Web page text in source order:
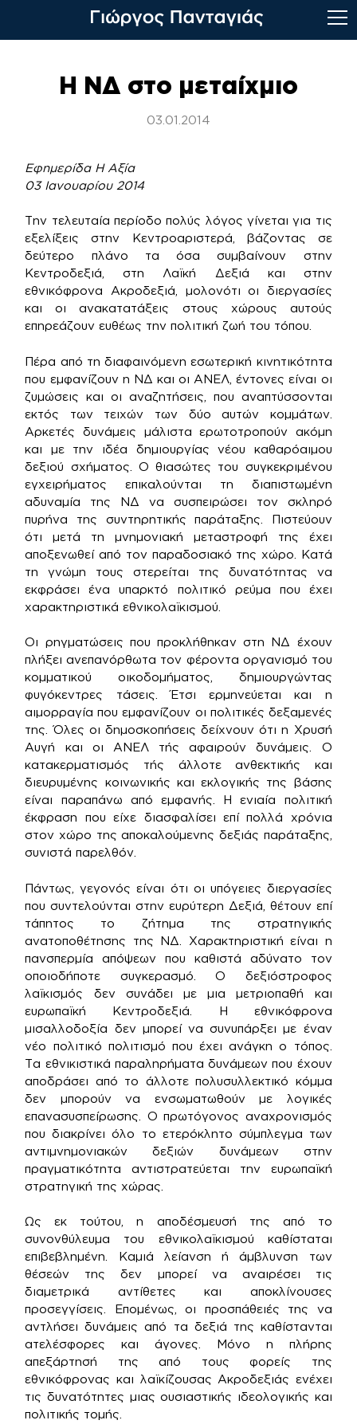
Η ΝΔ στο μεταίχμιο
03.01.2014
Εφημερίδα Η Αξία
03 Ιανουαρίου 2014
Την τελευταία περίοδο πολύς λόγος γίνεται για τις
εξελίξεις στην Κεντροαριστερά, βάζοντας σε
δεύτερο πλάνο τα όσα συμβαίνουν στην
Κεντροδεξιά, στη Λαϊκή Δεξιά και στην
εθνικόφρονα Ακροδεξιά, μολονότι οι διεργασίες
και οι ανακατατάξεις στους χώρους αυτούς
επηρεάζουν ευθέως την πολιτική ζωή του τόπου.
Πέρα από τη διαφαινόμενη εσωτερική κινητικότητα
που εμφανίζουν η ΝΔ και οι ΑΝΕΛ, έντονες είναι οι
ζυμώσεις και οι αναζητήσεις, που αναπτύσσονται
εκτός των τειχών των δύο αυτών κομμάτων.
Αρκετές δυνάμεις μάλιστα ερωτοτροπούν ακόμη
και με την ιδέα δημιουργίας νέου καθαρόαιμου
δεξιού σχήματος. Ο θιασώτες του συγκεκριμένου
εγχειρήματος επικαλούνται τη διαπιστωμένη
αδυναμία της ΝΔ να συσπειρώσει τον σκληρό
πυρήνα της συντηρητικής παράταξης. Πιστεύουν
ότι μετά τη μνημονιακή μεταστροφή της έχει
αποξενωθεί από τον παραδοσιακό της χώρο. Κατά
τη γνώμη τους στερείται της δυνατότητας να
εκφράσει ένα υπαρκτό πολιτικό ρεύμα που έχει
χαρακτηριστικά εθνικολαϊκισμού.
Οι ρηγματώσεις που προκλήθηκαν στη ΝΔ έχουν
πλήξει ανεπανόρθωτα τον φέροντα οργανισμό του
κομματικού οικοδομήματος, δημιουργώντας
φυγόκεντρες τάσεις. Έτσι ερμηνεύεται και η
αιμορραγία που εμφανίζουν οι πολιτικές δεξαμενές
της. Όλες οι δημοσκοπήσεις δείχνουν ότι η Χρυσή
Αυγή και οι ΑΝΕΛ τής αφαιρούν δυνάμεις. Ο
κατακερματισμός τής άλλοτε ανθεκτικής και
διευρυμένης κοινωνικής και εκλογικής της βάσης
είναι παραπάνω από εμφανής. Η ενιαία πολιτική
έκφραση που είχε διασφαλίσει επί πολλά χρόνια
στον χώρο της αποκαλούμενης δεξιάς παράταξης,
συνιστά παρελθόν.
Πάντως, γεγονός είναι ότι οι υπόγειες διεργασίες
που συντελούνται στην ευρύτερη Δεξιά, θέτουν επί
τάπητος το ζήτημα της στρατηγικής
ανατοποθέτησης της ΝΔ. Χαρακτηριστική είναι η
πανσπερμία απόψεων που καθιστά αδύνατο τον
οποιοδήποτε συγκερασμό. Ο δεξιόστροφος
λαϊκισμός δεν συνάδει με μια μετριοπαθή και
ευρωπαϊκή Κεντροδεξιά. Η εθνικόφρονα
μισαλλοδοξία δεν μπορεί να συνυπάρξει με έναν
νέο πολιτικό πολιτισμό που έχει ανάγκη ο τόπος.
Τα εθνικιστικά παραληρήματα δυνάμεων που έχουν
αποδράσει από το άλλοτε πολυσυλλεκτικό κόμμα
δεν μπορούν να ενσωματωθούν με λογικές
επανασυσπείρωσης. Ο πρωτόγονος αναχρονισμός
που διακρίνει όλο το ετερόκλητο σύμπλεγμα των
αντιμνημονιακών δεξιών δυνάμεων στην
πραγματικότητα αντιστρατεύεται την ευρωπαϊκή
στρατηγική της χώρας.
Ως εκ τούτου, η αποδέσμευσή της από το
συνονθύλευμα του εθνικολαϊκισμού καθίσταται
επιβεβλημένη. Καμιά λείανση ή άμβλυνση των
θέσεών της δεν μπορεί να αναιρέσει τις
διαμετρικά αντίθετες και αποκλίνουσες
προσεγγίσεις. Επομένως, οι προσπάθειές της να
αντλήσει δυνάμεις από τα δεξιά της καθίστανται
ατελέσφορες και άγονες. Μόνο η πλήρης
απεξάρτησή της από τους φορείς της
εθνικόφρονας και λαϊκίζουσας Ακροδεξιάς ενέχει
τις δυνατότητες μιας ουσιαστικής ιδεολογικής και
πολιτικής τομής.